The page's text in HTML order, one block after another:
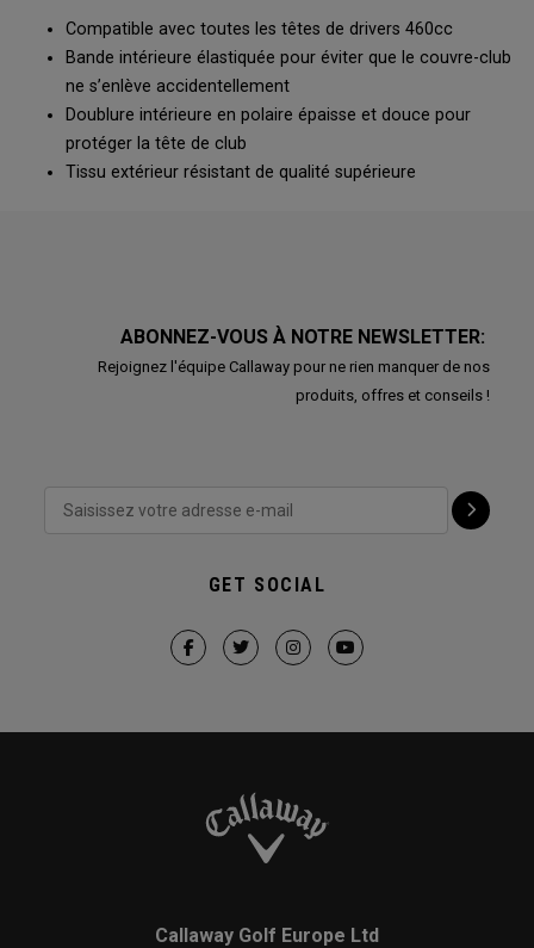
Compatible avec toutes les têtes de drivers 460cc
Bande intérieure élastiquée pour éviter que le couvre-club
ne s’enlève accidentellement
Doublure intérieure en polaire épaisse et douce pour
protéger la tête de club
Tissu extérieur résistant de qualité supérieure
ABONNEZ-VOUS À NOTRE NEWSLETTER:
Rejoignez l'équipe Callaway pour ne rien manquer de nos
produits, offres et conseils !
GET SOCIAL
Callaway Golf Europe Ltd